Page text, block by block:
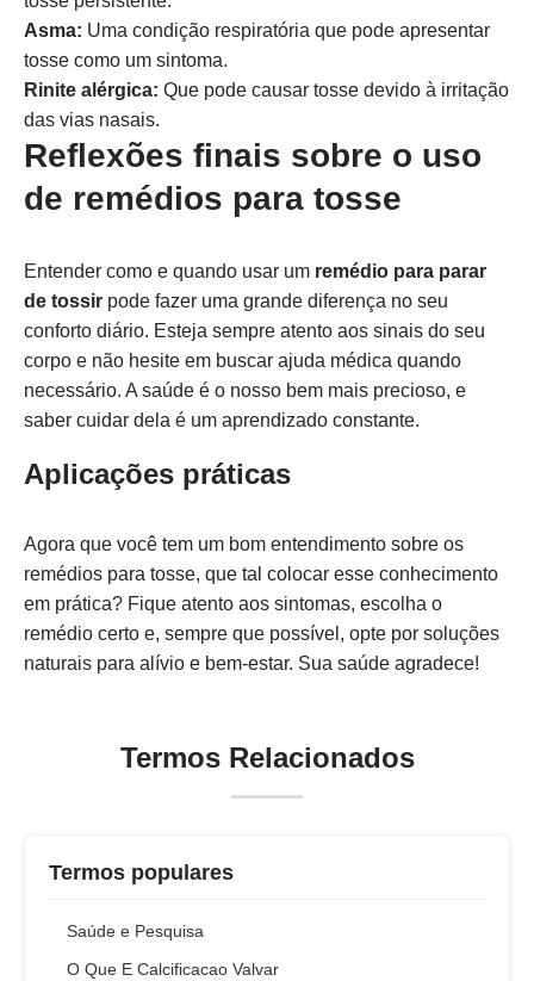
Asma: Uma condição respiratória que pode apresentar
tosse como um sintoma.
Rinite alérgica: Que pode causar tosse devido à irritação
das vias nasais.
Reflexões finais sobre o uso
de remédios para tosse
Entender como e quando usar um remédio para parar
de tossir pode fazer uma grande diferença no seu
conforto diário. Esteja sempre atento aos sinais do seu
corpo e não hesite em buscar ajuda médica quando
necessário. A saúde é o nosso bem mais precioso, e
saber cuidar dela é um aprendizado constante.
Aplicações práticas
Agora que você tem um bom entendimento sobre os
remédios para tosse, que tal colocar esse conhecimento
em prática? Fique atento aos sintomas, escolha o
remédio certo e, sempre que possível, opte por soluções
naturais para alívio e bem-estar. Sua saúde agradece!
Termos Relacionados
Termos populares
Saúde e Pesquisa
O Que E Calcificacao Valvar